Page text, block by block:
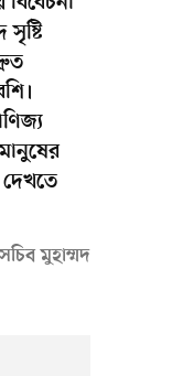
মুহাম্মদ